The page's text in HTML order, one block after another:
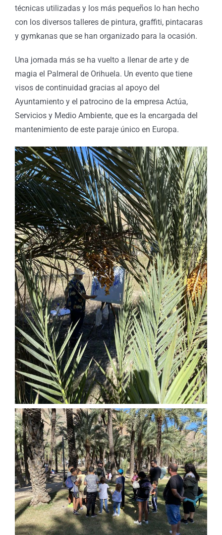
técnicas utilizadas y los más pequeños lo han hecho
con los diversos talleres de pintura, graffiti, pintacaras
y gymkanas que se han organizado para la ocasión.
Una jornada más se ha vuelto a llenar de arte y de
magia el Palmeral de Orihuela. Un evento que tiene
visos de continuidad gracias al apoyo del
Ayuntamiento y el patrocino de la empresa Actúa,
Servicios y Medio Ambiente, que es la encargada del
mantenimiento de este paraje único en Europa.